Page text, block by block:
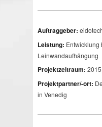
Auftraggeber:
Leistung: Entwicklung
Leinwandaufhängung
Projektzeitraum: 2015
Projektpartner/-ort:
in Venedig